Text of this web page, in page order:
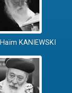
KANIEWSKI